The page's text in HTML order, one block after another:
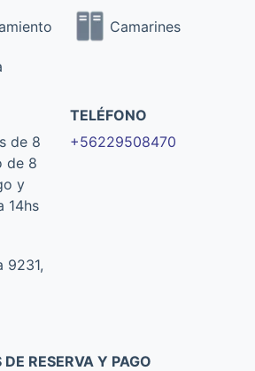
Camarines
de 8
de 8
y
14hs
TELÉFONO
+56229508470
9231,
RESERVA Y PAGO